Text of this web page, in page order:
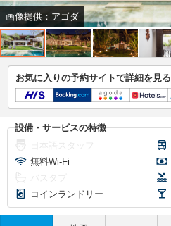
画像提供：アゴダ
お気に入りの予約サイトで詳細を見る
設備・サービスの特徴
無料Wi-Fi
コインランドリー